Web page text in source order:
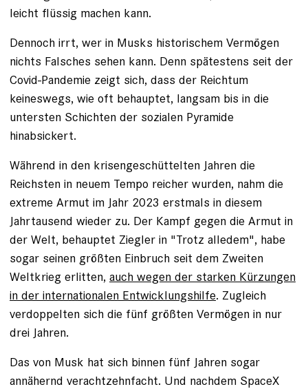
leicht flüssig machen kann.
Dennoch irrt, wer in Musks historischem Vermögen
nichts Falsches sehen kann. Denn spätestens seit der
Covid-Pandemie zeigt sich, dass der Reichtum
keineswegs, wie oft behauptet, langsam bis in die
untersten Schichten der sozialen Pyramide
hinabsickert.
Während in den krisengeschüttelten Jahren die
Reichsten in neuem Tempo reicher wurden, nahm die
extreme Armut im Jahr 2023 erstmals in diesem
Jahrtausend wieder zu. Der Kampf gegen die Armut in
der Welt, behauptet Ziegler in "Trotz alledem", habe
sogar seinen größten Einbruch seit dem Zweiten
Weltkrieg erlitten, auch wegen der starken Kürzungen
in der internationalen Entwicklungshilfe. Zugleich
verdoppelten sich die fünf größten Vermögen in nur
drei Jahren.
Das von Musk hat sich binnen fünf Jahren sogar
annähernd verachtzehnfacht. Und nachdem SpaceX